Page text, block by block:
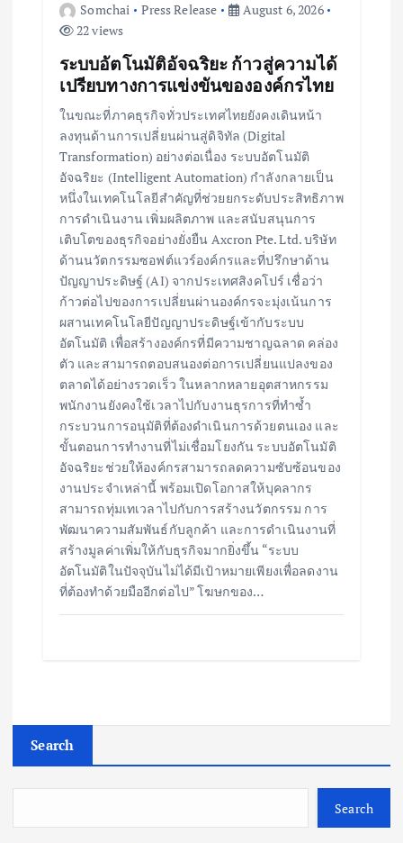
Somchai Press Release
August 6, 2026
22 views
ระบบอัตโนมัติอัจฉริยะ ก้าวสู่ความได้
เปรียบทางการแข่งขันขององค์กรไทย
ในขณะที่ภาคธุรกิจทั่วประเทศไทยยังคงเดินหน้า
ลงทุนด้านการเปลี่ยนผ่านสู่ดิจิทัล (Digital
Transformation) อย่างต่อเนื่อง ระบบอัตโนมัติ
อัจฉริยะ (Intelligent Automation) กำลังกลายเป็น
หนึ่งในเทคโนโลยีสำคัญที่ช่วยยกระดับประสิทธิภาพ
การดำเนินงาน เพิ่มผลิตภาพ และสนับสนุนการ
เติบโตของธุรกิจอย่างยั่งยืน Axcron Pte. Ltd. บริษัท
ด้านนวัตกรรมซอฟต์แวร์องค์กรและที่ปรึกษาด้าน
ปัญญาประดิษฐ์ (AI) จากประเทศสิงคโปร์ เชื่อว่า
ก้าวต่อไปของการเปลี่ยนผ่านองค์กรจะมุ่งเน้นการ
ผสานเทคโนโลยีปัญญาประดิษฐ์เข้ากับระบบ
อัตโนมัติ เพื่อสร้างองค์กรที่มีความชาญฉลาด คล่อง
ตัว และสามารถตอบสนองต่อการเปลี่ยนแปลงของ
ตลาดได้อย่างรวดเร็ว ในหลากหลายอุตสาหกรรม
พนักงานยังคงใช้เวลาไปกับงานธุรการที่ทำซ้ำ
กระบวนการอนุมัติที่ต้องดำเนินการด้วยตนเอง และ
ขั้นตอนการทำงานที่ไม่เชื่อมโยงกัน ระบบอัตโนมัติ
อัจฉริยะช่วยให้องค์กรสามารถลดความซับซ้อนของ
งานประจำเหล่านี้ พร้อมเปิดโอกาสให้บุคลากร
สามารถทุ่มเทเวลาไปกับการสร้างนวัตกรรม การ
พัฒนาความสัมพันธ์กับลูกค้า และการดำเนินงานที่
สร้างมูลค่าเพิ่มให้กับธุรกิจมากยิ่งขึ้น “ระบบ
อัตโนมัติในปัจจุบันไม่ได้มีเป้าหมายเพียงเพื่อลดงาน
ที่ต้องทำด้วยมืออีกต่อไป” โฆษกของ…
Search
Search